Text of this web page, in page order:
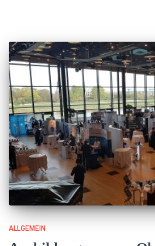
ALLGEMEIN